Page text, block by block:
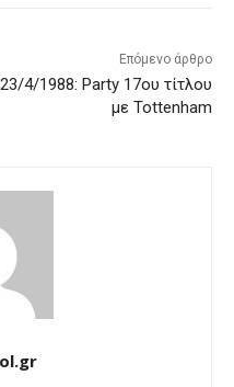
Επόμενο άρθρο
23/4/1988: Party 17ου τίτλου
με Tottenham